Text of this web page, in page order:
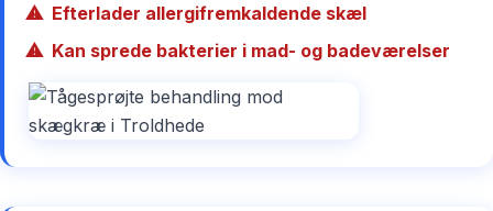
Efterlader allergifremkaldende skæl
Kan sprede bakterier i mad- og badeværelser